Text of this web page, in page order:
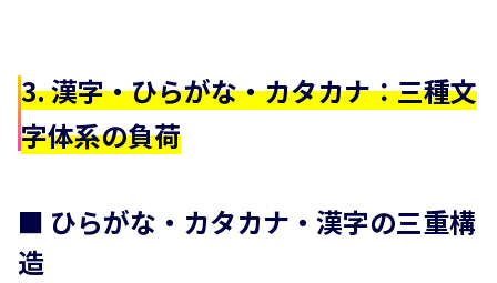
3. 漢字・ひらがな・カタカナ：三種文
字体系の負荷
■ ひらがな・カタカナ・漢字の三重構
造